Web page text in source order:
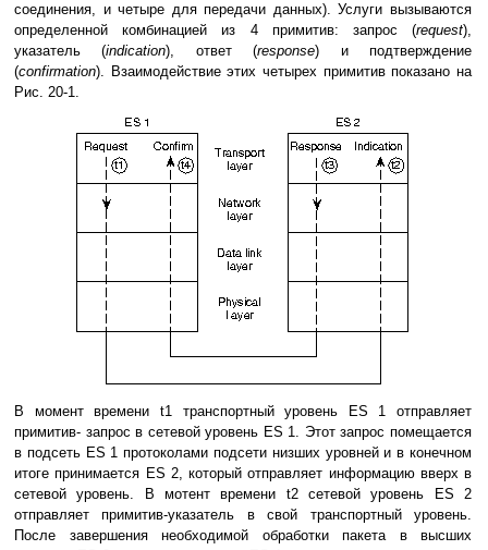
соединения, и четыре для передачи данных). Услуги вызываются
определенной комбинацией из 4 примитив: запрос (request),
указатель (indication), ответ (response) и подтверждение
(confirmation). Взаимодействие этих четырех примитив показано на
Рис. 20-1.
В момент времени t1 транспортный уровень ES 1 отправляет
примитив- запрос в сетевой уровень ES 1. Этот запрос помещается
в подсеть ES 1 протоколами подсети низших уровней и в конечном
итоге принимается ES 2, который отправляет информацию вверх в
сетевой уровень. В мотент времени t2 сетевой уровень ES 2
отправляет примитив-указатель в свой транспортный уровень.
После завершения необходимой обработки пакета в высших